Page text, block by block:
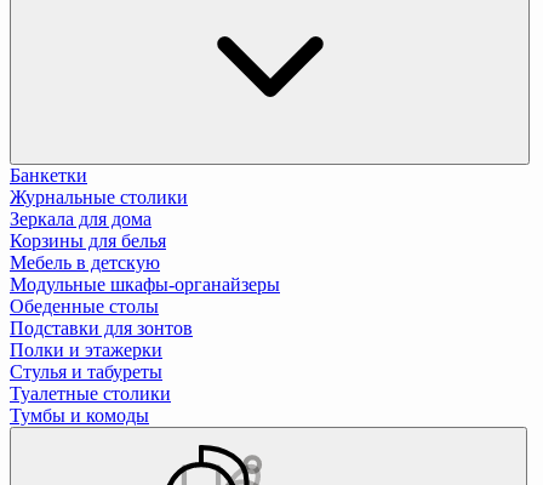
Банкетки
Журнальные столики
Зеркала для дома
Корзины для белья
Мебель в детскую
Модульные шкафы-органайзеры
Обеденные столы
Подставки для зонтов
Полки и этажерки
Стулья и табуреты
Туалетные столики
Тумбы и комоды